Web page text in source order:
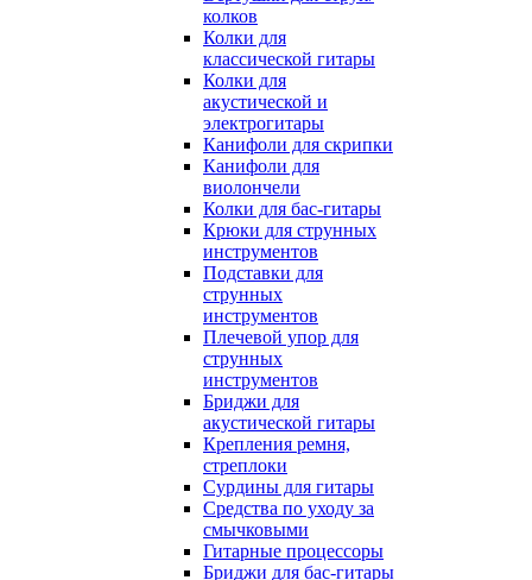
колков
Колки для
классической гитары
Колки для
акустической и
электрогитары
Канифоли для скрипки
Канифоли для
виолончели
Колки для бас-гитары
Крюки для струнных
инструментов
Подставки для
струнных
инструментов
Плечевой упор для
струнных
инструментов
Бриджи для
акустической гитары
Крепления ремня,
стреплоки
Сурдины для гитары
Средства по уходу за
смычковыми
Гитарные процессоры
Бриджи для бас-гитары